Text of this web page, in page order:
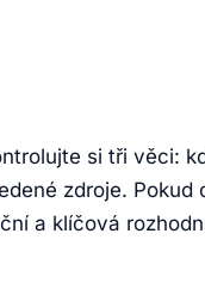
si tři věci:
zdroje. Pokud
a klíčová